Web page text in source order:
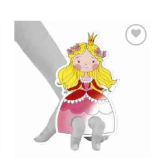
deseos